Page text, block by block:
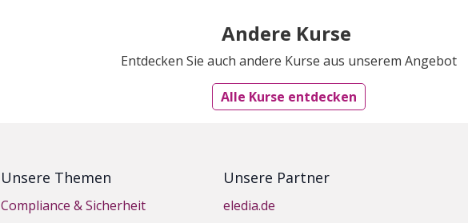
Andere Kurse
Entdecken Sie auch andere Kurse aus unserem Angebot
Alle Kurse entdecken
Unsere Themen
Compliance & Sicherheit
Unsere Partner
eledia.de